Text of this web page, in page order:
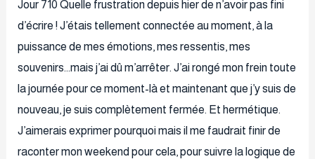
Jour 710 Quelle frustration depuis hier de n’avoir pas fini
d’écrire ! J’étais tellement connectée au moment, à la
puissance de mes émotions, mes ressentis, mes
souvenirs…mais j’ai dû m’arrêter. J’ai rongé mon frein toute
la journée pour ce moment-là et maintenant que j’y suis de
nouveau, je suis complètement fermée. Et hermétique.
J’aimerais exprimer pourquoi mais il me faudrait finir de
raconter mon weekend pour cela, pour suivre la logique de